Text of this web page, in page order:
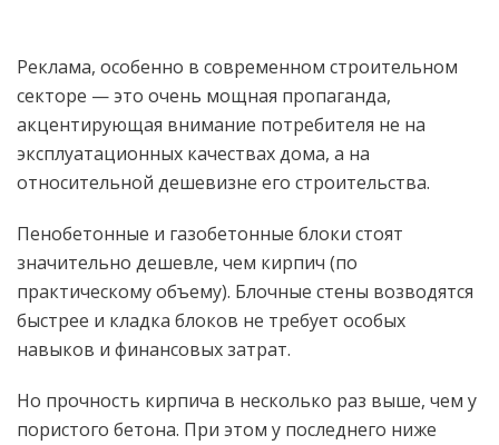
Реклама, особенно в современном строительном
секторе — это очень мощная пропаганда,
акцентирующая внимание потребителя не на
эксплуатационных качествах дома, а на
относительной дешевизне его строительства.
Пенобетонные и газобетонные блоки стоят
значительно дешевле, чем кирпич (по
практическому объему). Блочные стены возводятся
быстрее и кладка блоков не требует особых
навыков и финансовых затрат.
Но прочность кирпича в несколько раз выше, чем у
пористого бетона. При этом у последнего ниже